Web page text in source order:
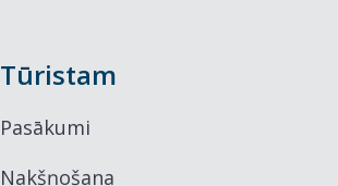
Tūristam
Pasākumi
Nakšņošana